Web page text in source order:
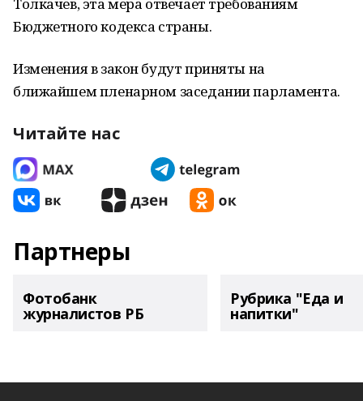
Бюджетного кодекса страны.
Изменения в закон будут приняты на
ближайшем пленарном заседании парламента.
Читайте нас
Партнеры
Фотобанк
журналистов РБ
Рубрика "Еда и
напитки"